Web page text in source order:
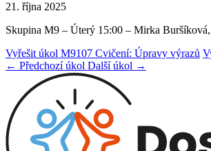
21. října 2025
Skupina M9 – Úterý 15:00 – Mirka
Vyřešit úkol M9107 Cvičení: Úpravy výrazů
← Předchozí úkol Další úkol →